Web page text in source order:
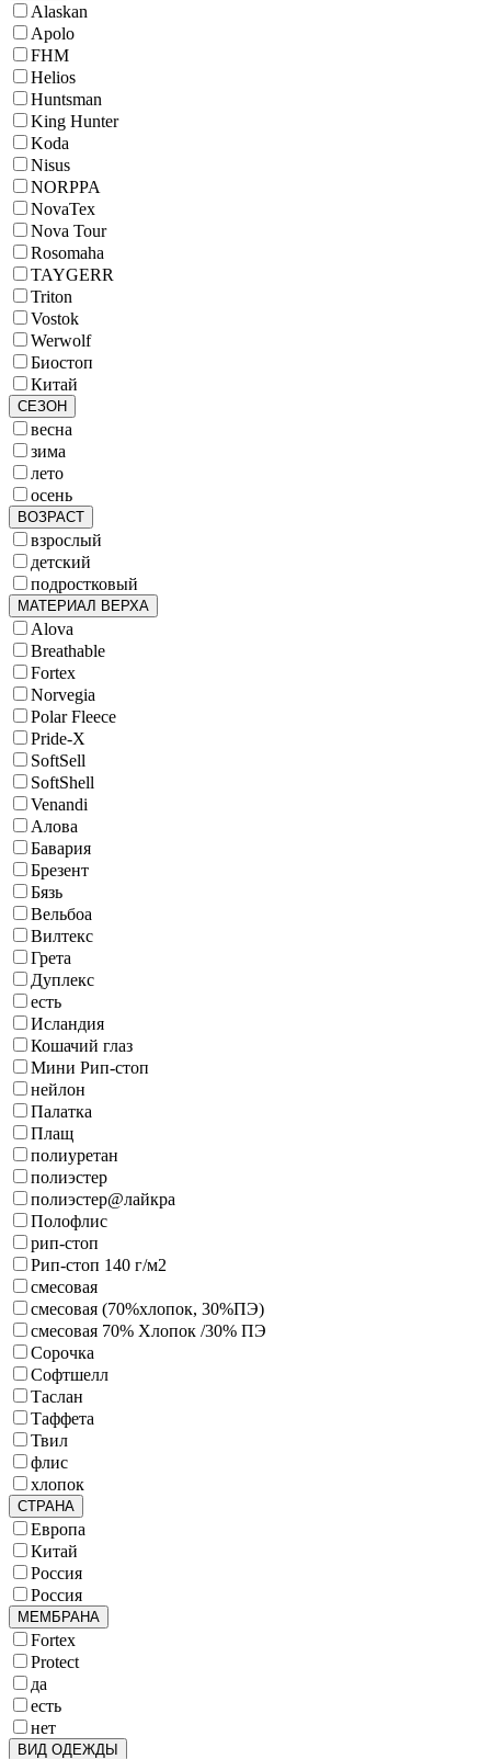
Alaskan
Apolo
FHM
Helios
Huntsman
King Hunter
Koda
Nisus
NORPPA
NovaTex
Nova Tour
Rosomaha
TAYGERR
Triton
Vostok
Werwolf
Биостоп
Китай
СЕЗОН
весна
зима
лето
осень
ВОЗРАСТ
взрослый
детский
подростковый
МАТЕРИАЛ ВЕРХА
Alova
Breathable
Fortex
Norvegia
Polar Fleece
Pride-X
SoftSell
SoftShell
Venandi
Алова
Бавария
Брезент
Бязь
Вельбоа
Вилтекс
Грета
Дуплекс
есть
Исландия
Кошачий глаз
Мини Рип-стоп
нейлон
Палатка
Плащ
полиуретан
полиэстер
полиэстер@лайкра
Полофлис
рип-стоп
Рип-стоп 140 г/м2
смесовая
смесовая (70%хлопок, 30%ПЭ)
смесовая 70% Хлопок /30% ПЭ
Сорочка
Софтшелл
Таслан
Таффета
Твил
флис
хлопок
СТРАНА
Европа
Китай
Россия
Россия
МЕМБРАНА
Fortex
Protect
да
есть
нет
ВИД ОДЕЖДЫ